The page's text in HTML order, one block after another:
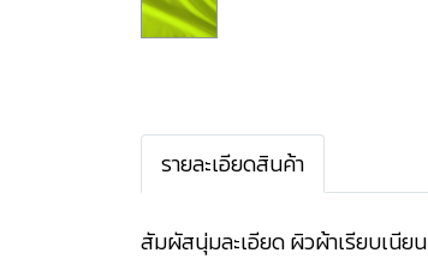
รายละเอียดสินค้า
สัมผัสนุ่มละเอียด ผิวผ้าเรียบเนียน